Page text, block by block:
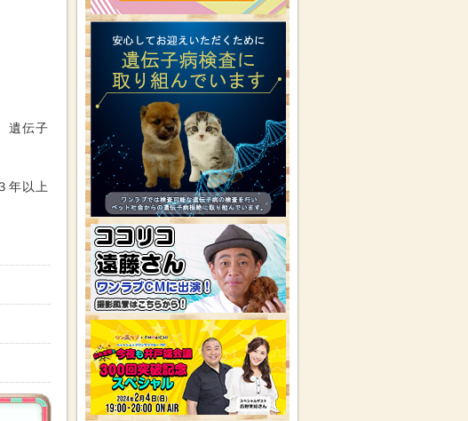
遺伝子
年以上